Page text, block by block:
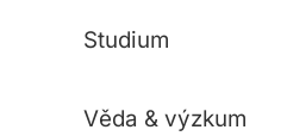
Studium
Věda & výzkum